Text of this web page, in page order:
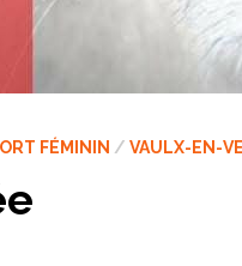
FÉMININ /VAULX-EN-